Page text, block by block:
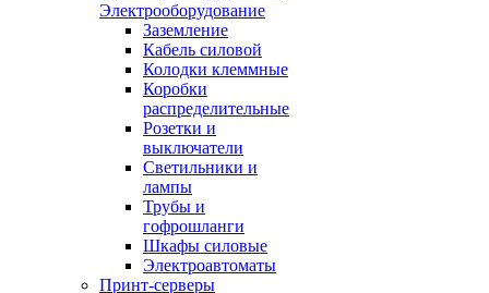
Электрооборудование
Заземление
Кабель силовой
Колодки клеммные
Коробки
распределительные
Розетки и
выключатели
Светильники и
лампы
Трубы и
гофрошланги
Шкафы силовые
Электроавтоматы
Принт-серверы